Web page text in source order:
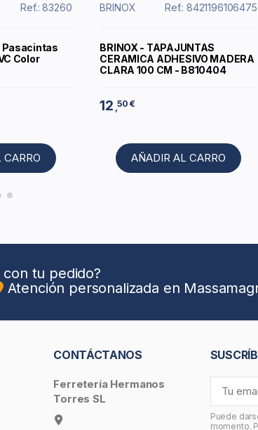
Ref.: 83260
Pasacintas
Color
CARRO
BRINOX Ref.: 8421196106475
BRINOX - TAPAJUNTAS
CERAMICA ADHESIVO MADERA
CLARA 100 CM - B810404
12 ,50 €
AÑADIR AL CARRO
con tu pedido?
Atención personalizada en
CONTÁCTANOS
Ferretería Hermanos
Torres SL
Puede
momento.